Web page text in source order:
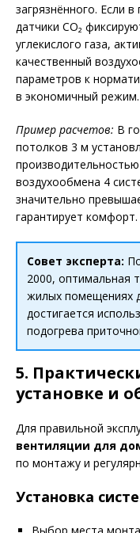
загрязнённого. Если
датчики CO₂
углекислого газа,
качественный
параметров к
в экономичный режим.
Пример расчетов: В
потолков 3 м
воздухообмена 4
значительно
гарантирует комфорт.
Совет эксперта:
2000, оптимальная
жилых помещениях
достигается
подогрева
5.
установке и
Для правильной
вентиляции для
по монтажу и
Установка